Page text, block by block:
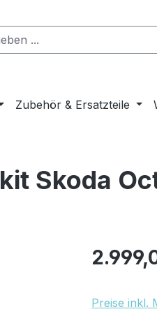
Zubehör & Ersatzteile
Skoda
Regulärer
Preise inkl.